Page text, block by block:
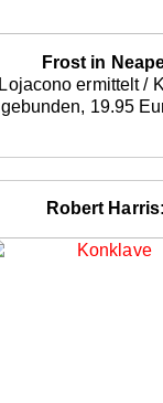
Frost in
Lojacono ermittelt /
gebunden, 19.95
Robert